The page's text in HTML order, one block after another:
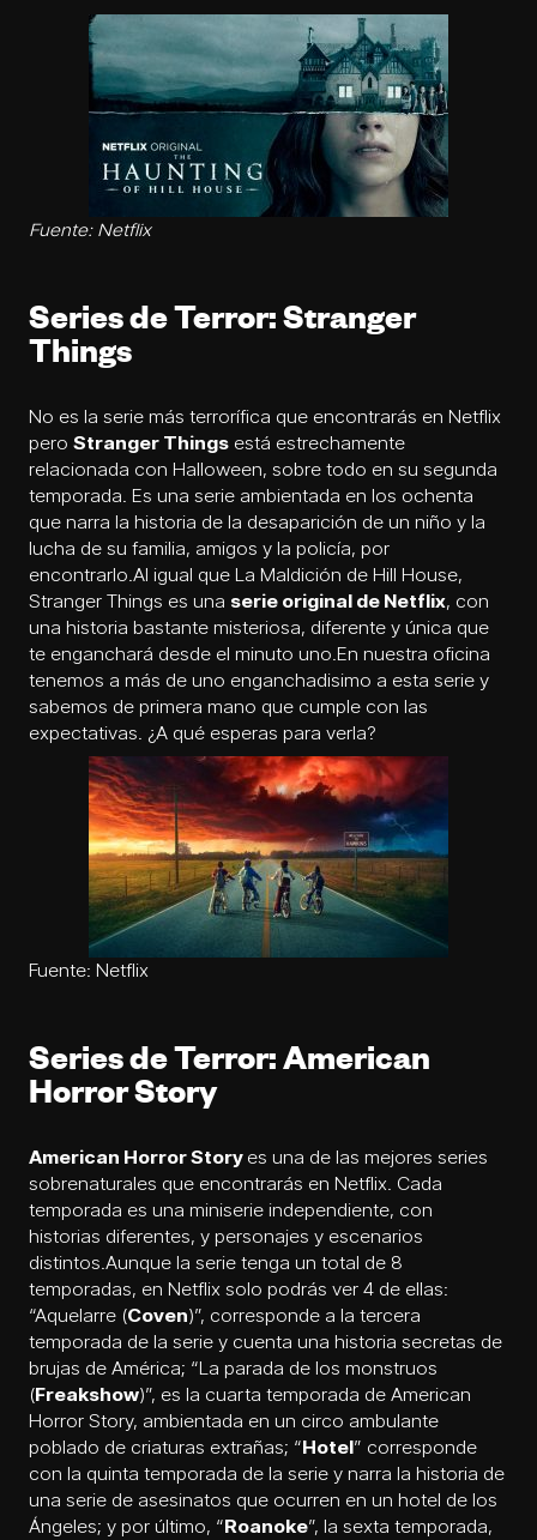
Fuente: Netflix
Series de Terror: Stranger
Things
No es la serie más terrorífica que encontrarás en Netflix
pero Stranger Things está estrechamente
relacionada con Halloween, sobre todo en su segunda
temporada. Es una serie ambientada en los ochenta
que narra la historia de la desaparición de un niño y la
lucha de su familia, amigos y la policía, por
encontrarlo.Al igual que La Maldición de Hill House,
Stranger Things es una serie original de Netflix, con
una historia bastante misteriosa, diferente y única que
te enganchará desde el minuto uno.En nuestra oficina
tenemos a más de uno enganchadisimo a esta serie y
sabemos de primera mano que cumple con las
expectativas. ¿A qué esperas para verla?
Fuente: Netflix
Series de Terror: American
Horror Story
American Horror Story es una de las mejores series
sobrenaturales que encontrarás en Netflix. Cada
temporada es una miniserie independiente, con
historias diferentes, y personajes y escenarios
distintos.Aunque la serie tenga un total de 8
temporadas, en Netflix solo podrás ver 4 de ellas:
“Aquelarre (Coven)”, corresponde a la tercera
temporada de la serie y cuenta una historia secretas de
brujas de América; “La parada de los monstruos
(Freakshow)”, es la cuarta temporada de American
Horror Story, ambientada en un circo ambulante
poblado de criaturas extrañas; “Hotel” corresponde
con la quinta temporada de la serie y narra la historia de
una serie de asesinatos que ocurren en un hotel de los
Ángeles; y por último, “Roanoke”, la sexta temporada,